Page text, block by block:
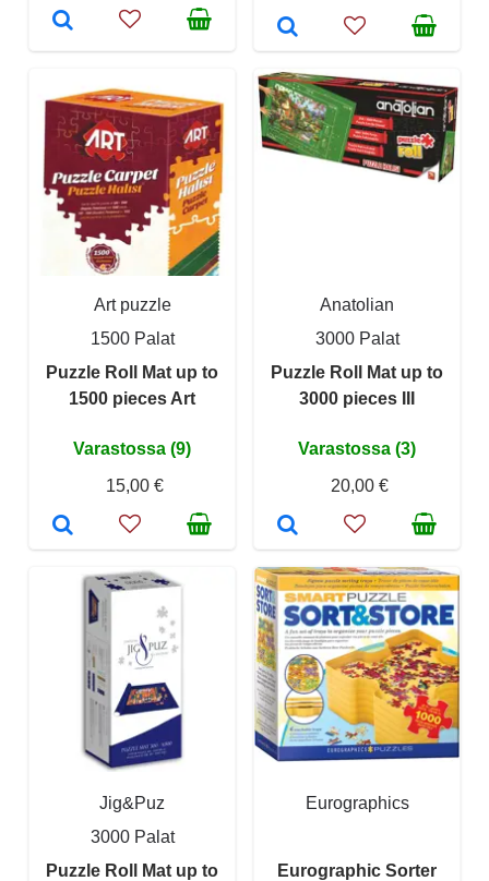
Art puzzle
1500 Palat
Puzzle Roll Mat up to
1500 pieces Art
Varastossa (9)
15,00 €
Anatolian
3000 Palat
Puzzle Roll Mat up to
3000 pieces III
Varastossa (3)
20,00 €
Jig&Puz
3000 Palat
Puzzle Roll Mat up to
Eurographics
Eurographic Sorter